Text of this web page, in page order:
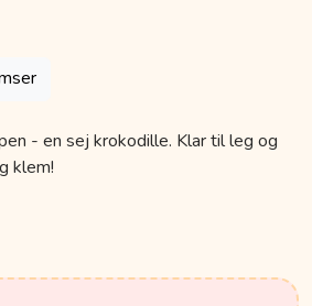
- en sej krokodille. Klar til leg og
klem!